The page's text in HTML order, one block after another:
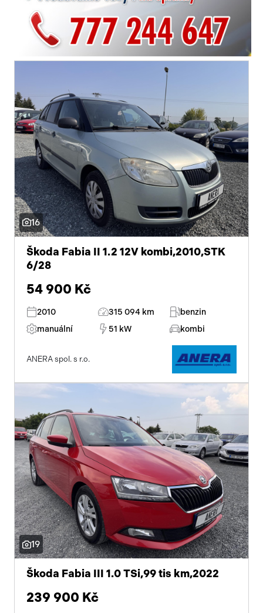
16
Škoda Fabia II 1.2 12V kombi,2010,STK
6/28
54 900 Kč
2010 315 094 km
benzin
manuální
51 kW kombi
ANERA spol. s r.o.
19
Škoda Fabia III 1.0 TSi,99 tis km,2022
239 900 Kč